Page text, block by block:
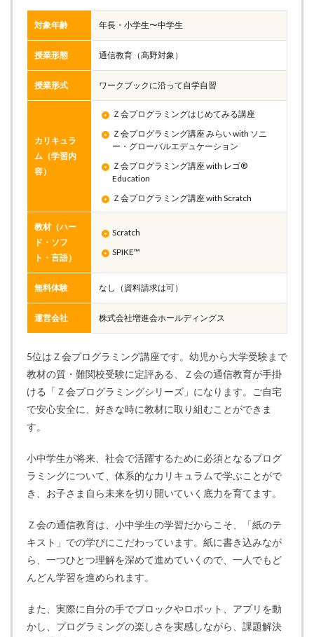
対象年齢 年長・小学生〜中学生
授業形態 通信教育（高野対象）
授業形式 ワークブックに沿って自学自習
カリキュラ
ム（学習内
容）
Ｚ会プログラミングはじめてみる講座
Ｚ会プログラミング講座 みらい with ソニ
ー・グローバルエデュケーション
Ｚ会プログラミング講座 with レゴ®
Education
Ｚ会プログラミング講座 with Scratch
教材（ハー
ド・ソフ
ト・言語）
Scratch
SPIKE™
無料体験 なし（資料請求は可）
運営会社 株式会社増進会ホールディングス
5位はＺ会プログラミング講座です。幼児から大学受験まで
教材の質・難関校受験に定評ある、Ｚ会の通信教育が手掛
ける「Ｚ会プログラミングシリーズ」になります。ご自宅
で安心安全に、好きな時に教材に取り組むことができま
す。
小中学生が将来、社会で活躍するために必須となるプログ
ラミングについて、体系的なカリキュラムで学ぶことがで
き、お子さま自ら未来を切り開いていく底力を育てます。
Ｚ会の通信教育は、小中学生の学習だからこそ、「紙のテ
キスト」での学びにこだわっています。紙に書き込みなが
ら、一つひとつ理解を深めて進めていくので、一人でもど
んどん学習を進められます。
また、実際に自分の手でブロックやロボット、アプリを動
かし、プログラミングの楽しさを実感しながら、課題解決